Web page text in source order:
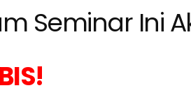
Seminar Ini